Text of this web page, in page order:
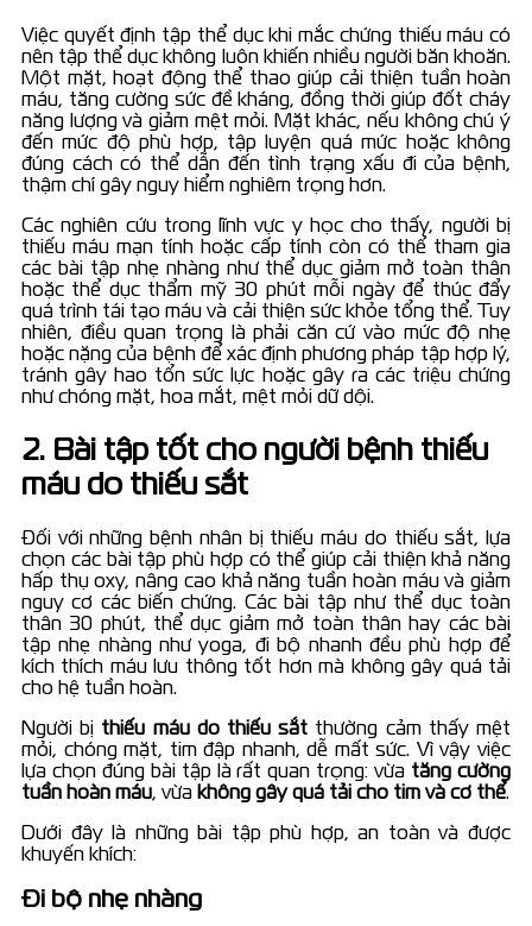
Việc quyết định tập thể dục khi mắc chứng thiếu máu có
nên tập thể dục không luôn khiến nhiều người băn khoăn.
Một mặt, hoạt động thể thao giúp cải thiện tuần hoàn
máu, tăng cường sức đề kháng, đồng thời giúp đốt cháy
năng lượng và giảm mệt mỏi. Mặt khác, nếu không chú ý
đến mức độ phù hợp, tập luyện quá mức hoặc không
đúng cách có thể dẫn đến tình trạng xấu đi của bệnh,
thậm chí gây nguy hiểm nghiêm trọng hơn.
Các nghiên cứu trong lĩnh vực y học cho thấy, người bị
thiếu máu mạn tính hoặc cấp tính còn có thể tham gia
các bài tập nhẹ nhàng như thể dục giảm mở toàn thân
hoặc thể dục thẩm mỹ 30 phút mỗi ngày để thúc đẩy
quá trình tái tạo máu và cải thiện sức khỏe tổng thể. Tuy
nhiên, điều quan trọng là phải căn cứ vào mức độ nhẹ
hoặc nặng của bệnh để xác định phương pháp tập hợp lý,
tránh gây hao tổn sức lực hoặc gây ra các triệu chứng
như chóng mặt, hoa mắt, mệt mỏi dữ dội.
2. Bài tập tốt cho người bệnh thiếu
máu do thiếu sắt
Đối với những bệnh nhân bị thiếu máu do thiếu sắt, lựa
chọn các bài tập phù hợp có thể giúp cải thiện khả năng
hấp thụ oxy, nâng cao khả năng tuần hoàn máu và giảm
nguy cơ các biến chứng. Các bài tập như thể dục toàn
thân 30 phút, thể dục giảm mở toàn thân hay các bài
tập nhẹ nhàng như yoga, đi bộ nhanh đều phù hợp để
kích thích máu lưu thông tốt hơn mà không gây quá tải
cho hệ tuần hoàn.
Người bị thiếu máu do thiếu sắt thường cảm thấy mệt
mỏi, chóng mặt, tim đập nhanh, dễ mất sức. Vì vậy việc
lựa chọn đúng bài tập là rất quan trọng: vừa tăng cường
tuần hoàn máu, vừa không gây quá tải cho tim và cơ thể.
Dưới đây là những bài tập phù hợp, an toàn và được
khuyến khích:
Đi bộ nhẹ nhàng